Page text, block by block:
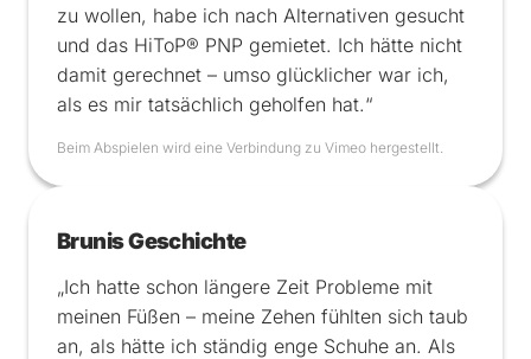
zu wollen, habe ich nach Alternativen gesucht
und das HiToP® PNP gemietet. Ich hätte nicht
damit gerechnet – umso glücklicher war ich,
als es mir tatsächlich geholfen hat.“
Beim Abspielen wird eine Verbindung zu Vimeo hergestellt.
Brunis Geschichte
„Ich hatte schon längere Zeit Probleme mit
meinen Füßen – meine Zehen fühlten sich taub
an, als hätte ich ständig enge Schuhe an. Als